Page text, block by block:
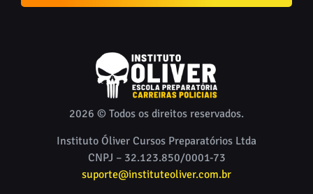
2026 © Todos os direitos reservados.
Instituto Óliver Cursos Preparatórios Ltda
CNPJ – 32.123.850/0001-73
suporte@instituteoliver.com.br